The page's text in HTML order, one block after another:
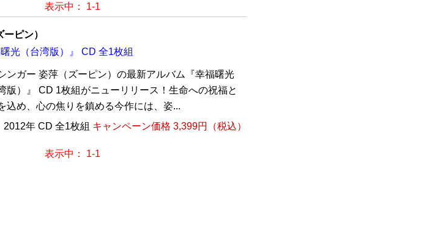
表示中： 1-1
ピン）
曙光（台湾版）』 CD 全1枚組
ンガー 姿萍（ズーピン）の最新アルバム『幸福曙光
版）』 CD 1枚組がニューリリース！生命への祝福と
込め、心の焦りを鎮める今作には、姿...
2012年 CD 全1枚組 キャンペーン価格 3,399円（税込）
表示中： 1-1